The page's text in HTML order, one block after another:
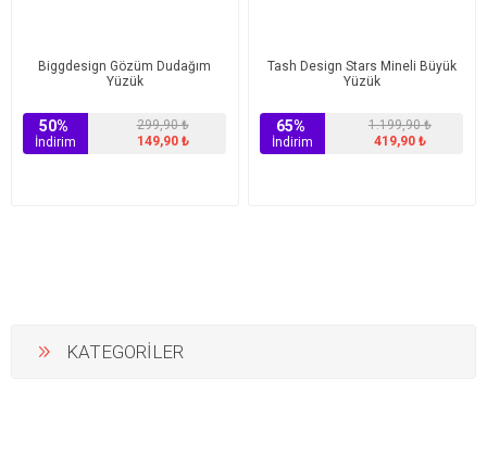
Biggdesign Gözüm Dudağım
Yüzük
50%
İndirim
299,90 ₺
149,90 ₺
Tash Design Stars Mineli Büyük
Yüzük
65%
İndirim
1.199,90 ₺
419,90 ₺
KATEGORİLER